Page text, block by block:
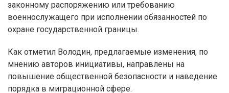
законному распоряжению или требованию
военнослужащего при исполнении обязанностей по
охране государственной границы.
Как отметил Володин, предлагаемые изменения, по
мнению авторов инициативы, направлены на
повышение общественной безопасности и наведение
порядка в миграционной сфере.